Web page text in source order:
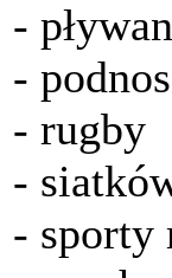
-
-
- rugby
-
- sporty